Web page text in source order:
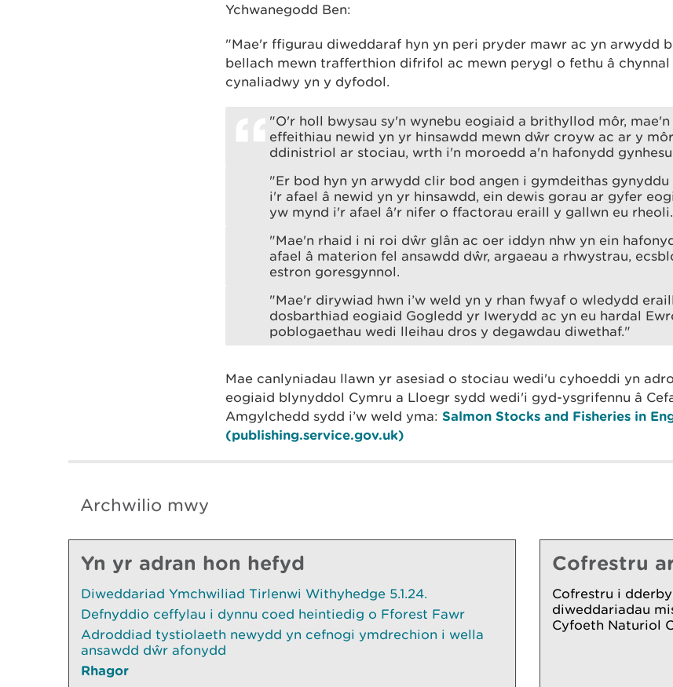
Ychwanegodd Ben:
"Mae'r ffigurau diweddaraf hyn yn peri pryder mawr ac yn arwydd
bellach mewn trafferthion difrifol ac mewn perygl o fethu â
cynaliadwy yn y dyfodol.
"O'r holl bwysau sy'n wynebu eogiaid a brithyllod môr,
effeithiau newid yn yr hinsawdd mewn dŵr croyw ac ar y
ddinistriol ar stociau, wrth i'n moroedd a'n hafonydd
"Er bod hyn yn arwydd clir bod angen i gymdeithas
i'r afael â newid yn yr hinsawdd, ein dewis gorau ar gyfer
yw mynd i'r afael â'r nifer o ffactorau eraill y gallwn eu rheoli.
"Mae'n rhaid i ni roi dŵr glân ac oer iddyn nhw yn ein
afael â materion fel ansawdd dŵr, argaeau a rhwystrau,
estron goresgynnol.
"Mae'r dirywiad hwn i’w weld yn y rhan fwyaf o wledydd
dosbarthiad eogiaid Gogledd yr Iwerydd ac yn eu hardal
poblogaethau wedi lleihau dros y degawdau diwethaf."
Mae canlyniadau llawn yr asesiad o stociau wedi'u cyhoeddi yn
eogiaid blynyddol Cymru a Lloegr sydd wedi'i gyd-ysgrifennu â
Amgylchedd sydd i’w weld yma: Salmon Stocks and Fisheries in
(publishing.service.gov.uk)
Archwilio mwy
Yn yr adran hon hefyd
Diweddariad Ymchwiliad Tirlenwi Withyhedge 5.1.24.
Defnyddio ceffylau i dynnu coed heintiedig o Fforest Fawr
Adroddiad tystiolaeth newydd yn cefnogi ymdrechion i wella
ansawdd dŵr afonydd
Rhagor
Cofrestru
Cofrestru i
diweddariadau
Cyfoeth Naturiol